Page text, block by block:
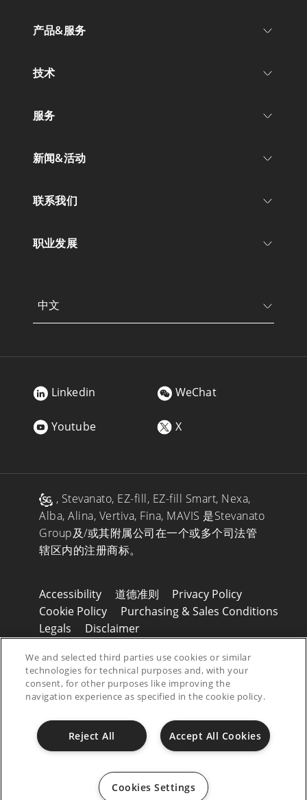
产品&服务
技术
服务
新闻&活动
联系我们
职业发展
中文
Linkedin WeChat
Youtube X
, Stevanato, EZ-fill, EZ-fill Smart, Nexa,
Alba, Alina, Vertiva, Fina, MAVIS 是Stevanato
Group及/或其附属公司在一个或多个司法管
辖区内的注册商标。
Accessibility 道德准则
Privacy Policy
Cookie Policy
Purchasing & Sales Conditions
Legals
Disclaimer
© 2026 Stevanato Group. All Right Reserved
- P.IVA 01487430280
We and selected third parties use cookies or similar
technologies for technical purposes and, with your
consent, for other purposes like improving the
navigation experience as specified in the cookie policy.
Accept All Cookies
Reject All
Cookies Settings